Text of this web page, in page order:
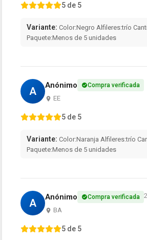
5 de 5
Variante: Color:Negro Alfileres:trío
Paquete:Menos de 5 unidades
A Anónimo Compra verificada
EE
5 de 5
Variante: Color:Naranja Alfileres:trío
Paquete:Menos de 5 unidades
A Anónimo Compra verificada
BA
5 de 5